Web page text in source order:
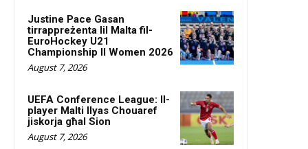
Justine Pace Gasan
tirrappreżenta lil Malta fil-
EuroHockey U21
Championship II Women 2026
August 7, 2026
UEFA Conference League: Il-
player Malti Ilyas Chouaref
jiskorja għal Sion
August 7, 2026